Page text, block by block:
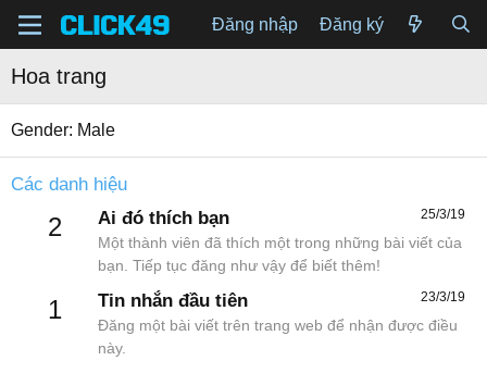
Đăng nhập Đăng ký
Hoa trang
Gender Male
Các danh hiệu
2 25/3/19
Ai đó thích bạn
Một thành viên đã thích một trong những bài viết của
bạn. Tiếp tục đăng như vậy để biết thêm!
1 23/3/19
Tin nhắn đầu tiên
Đăng một bài viết trên trang web để nhận được điều
này.